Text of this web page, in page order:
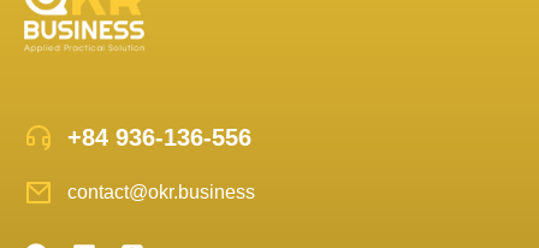
+84 936-136-556
contact@okr.business